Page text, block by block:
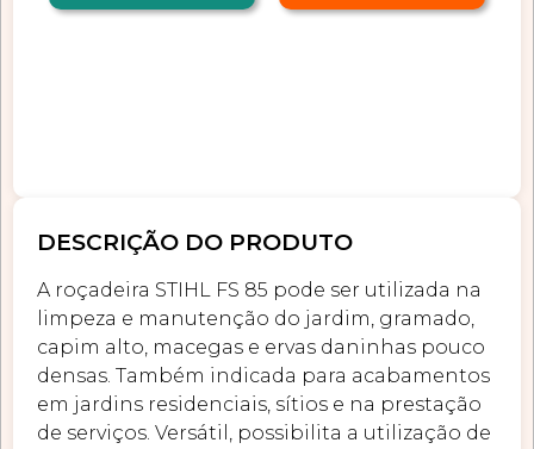
DESCRIÇÃO DO PRODUTO
A roçadeira STIHL FS 85 pode ser utilizada na
limpeza e manutenção do jardim, gramado,
capim alto, macegas e ervas daninhas pouco
densas. Também indicada para acabamentos
em jardins residenciais, sítios e na prestação
de serviços. Versátil, possibilita a utilização de